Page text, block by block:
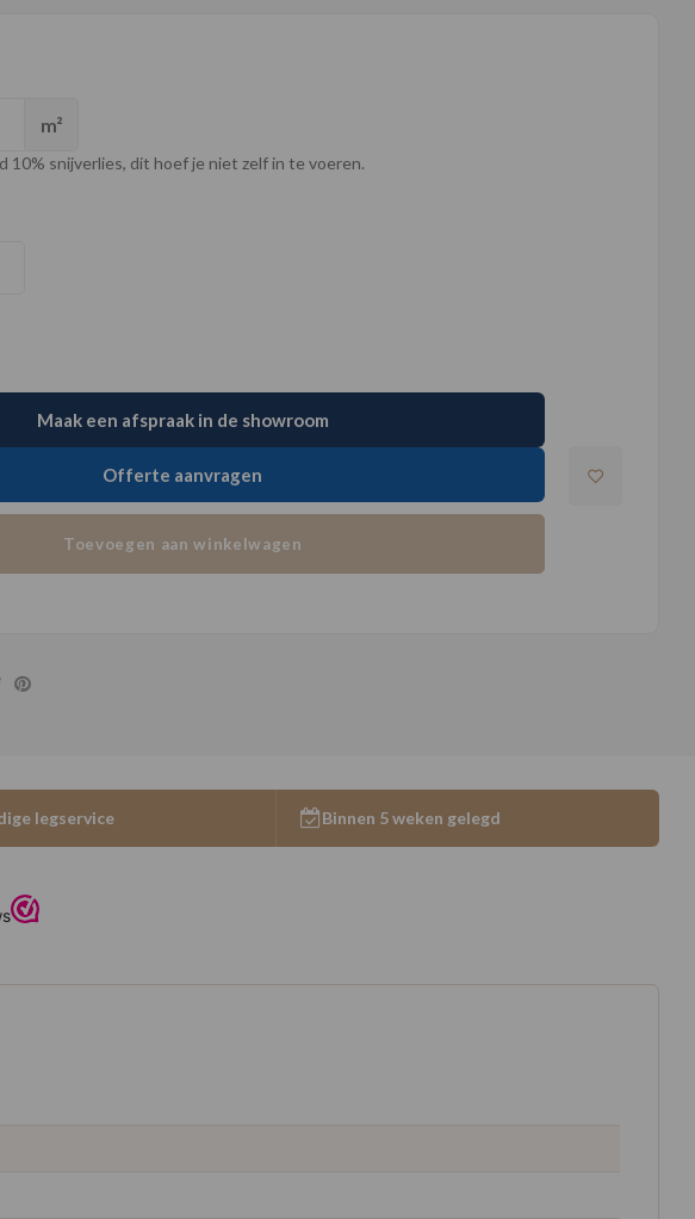
m²
10% snijverlies, dit hoef je niet zelf in te voeren.
Maak een afspraak in de showroom
Offerte aanvragen
Toevoegen aan winkelwagen
legservice Binnen 5 weken gelegd